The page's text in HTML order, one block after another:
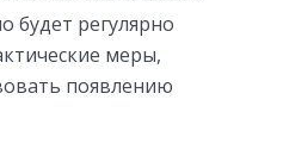
будет регулярно
меры,
появлению